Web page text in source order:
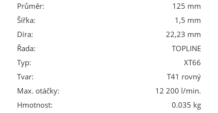
Průměr:
125 mm
Šířka:
1,5 mm
Díra:
22,23 mm
Řada:
TOPLINE
Typ:
XT66
Tvar:
T41 rovný
Max. otáčky:
12 200 l/min.
Hmotnost:
0.035 kg